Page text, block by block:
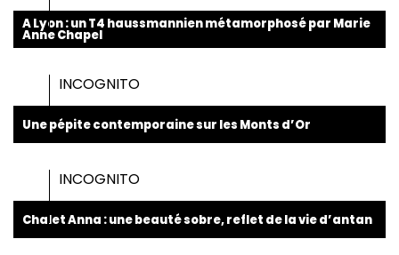
A Lyon : un T4 haussmannien métamorphosé par Marie
Anne Chapel
INCOGNITO
Une pépite contemporaine sur les Monts d’Or
INCOGNITO
Chalet Anna : une beauté sobre, reflet de la vie d’antan